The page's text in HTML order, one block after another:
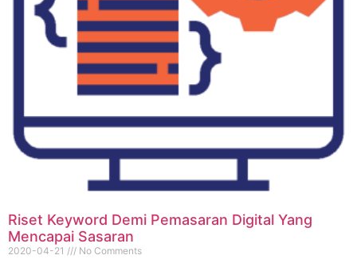
Riset Keyword Demi Pemasaran Digital Yang
Mencapai Sasaran
2020-04-21 No Comments